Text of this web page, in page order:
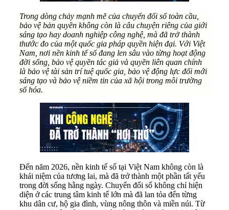
Trong dòng chảy mạnh mẽ của chuyển đổi số toàn cầu,
bảo vệ bản quyền không còn là câu chuyện riêng của giới
sáng tạo hay doanh nghiệp công nghệ, mà đã trở thành
thước đo của một quốc gia pháp quyền hiện đại. Với Việt
Nam, nơi nền kinh tế số đang len sâu vào từng hoạt động
đời sống, bảo vệ quyền tác giả và quyền liên quan chính
là bảo vệ tài sản trí tuệ quốc gia, bảo vệ động lực đổi mới
sáng tạo và bảo vệ niềm tin của xã hội trong môi trường
số hóa.
Đến năm 2026, nền kinh tế số tại Việt Nam không còn là
khái niệm của tương lai, mà đã trở thành một phần tất yếu
trong đời sống hằng ngày. Chuyển đổi số không chỉ hiện
diện ở các trung tâm kinh tế lớn mà đã lan tỏa đến từng
khu dân cư, hộ gia đình, vùng nông thôn và miền núi. Từ